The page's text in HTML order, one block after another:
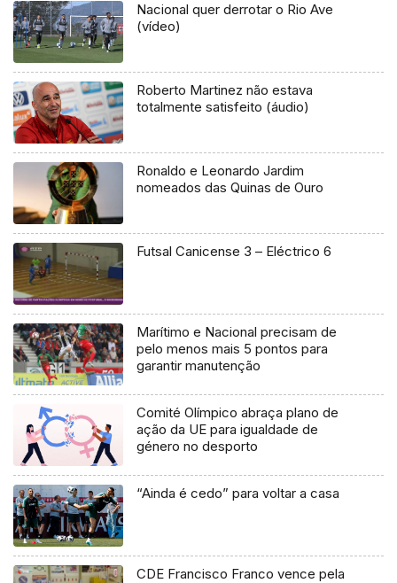
Nacional quer derrotar o Rio Ave
(vídeo)
Roberto Martinez não estava
totalmente satisfeito (áudio)
Ronaldo e Leonardo Jardim
nomeados das Quinas de Ouro
Futsal Canicense 3 – Eléctrico 6
Marítimo e Nacional precisam de
pelo menos mais 5 pontos para
garantir manutenção
Comité Olímpico abraça plano de
ação da UE para igualdade de
género no desporto
“Ainda é cedo” para voltar a casa
CDE Francisco Franco vence pela